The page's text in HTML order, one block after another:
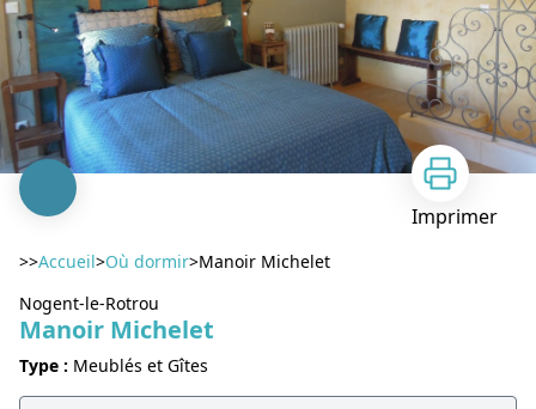
Imprimer
>>Accueil>Où dormir>Manoir Michelet
Nogent-le-Rotrou
Manoir Michelet
Type : Meublés et Gîtes